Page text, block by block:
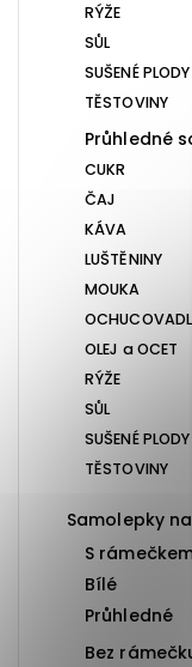
RÝŽE
SŮL
SUŠENÉ
TĚSTOVINY
Průhledné
CUKR
ČAJ
KÁVA
LUŠTĚNINY
MOUKA
OLEJ a OCET
RÝŽE
SŮL
SUŠENÉ
TĚSTOVINY
Samolepky
S
Bílé
Průhledné
Bez